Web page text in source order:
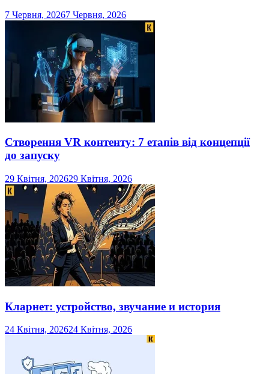
7 Червня, 20267 Червня, 2026
Створення VR контенту: 7 етапів від концепції
до запуску
29 Квітня, 202629 Квітня, 2026
Кларнет: устройство, звучание и история
24 Квітня, 202624 Квітня, 2026